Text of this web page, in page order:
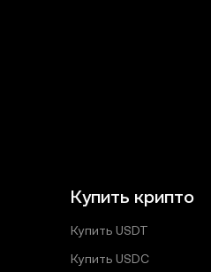
Купить крипто
Купить USDT
Купить USDC